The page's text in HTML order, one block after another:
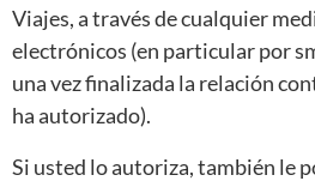
Viajes, a través de cualquier
electrónicos (en particular por
una vez finalizada la relación
ha autorizado).
Si usted lo autoriza, también le